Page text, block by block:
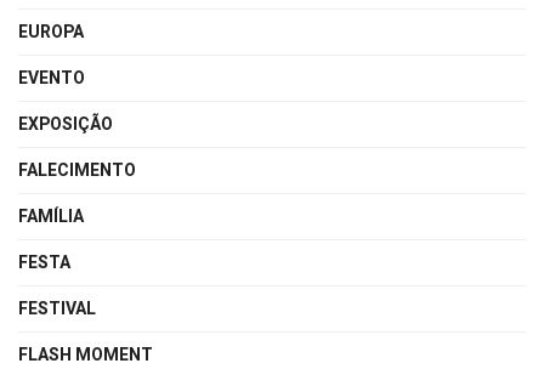
EUROPA
EVENTO
EXPOSIÇÃO
FALECIMENTO
FAMÍLIA
FESTA
FESTIVAL
FLASH MOMENT